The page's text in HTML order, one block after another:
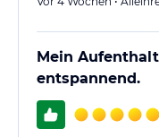
Mein
entspannend.